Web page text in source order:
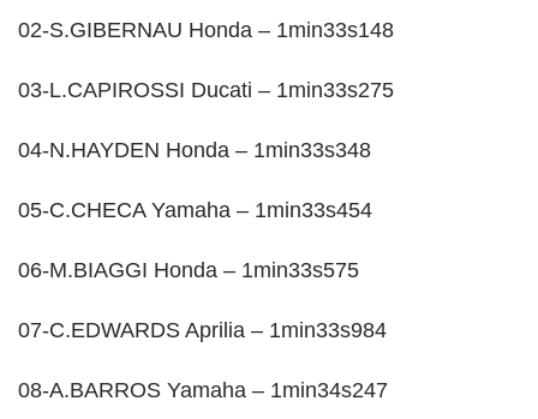
02-S.GIBERNAU Honda – 1min33s148
03-L.CAPIROSSI Ducati – 1min33s275
04-N.HAYDEN Honda – 1min33s348
05-C.CHECA Yamaha – 1min33s454
06-M.BIAGGI Honda – 1min33s575
07-C.EDWARDS Aprilia – 1min33s984
08-A.BARROS Yamaha – 1min34s247